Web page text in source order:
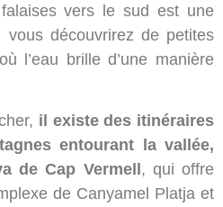
vers le sud est une
vous découvrirez de petites
l’eau brille d’une manière
il existe des itinéraires
entourant la vallée,
de Cap Vermell, qui offre
de Canyamel Platja et